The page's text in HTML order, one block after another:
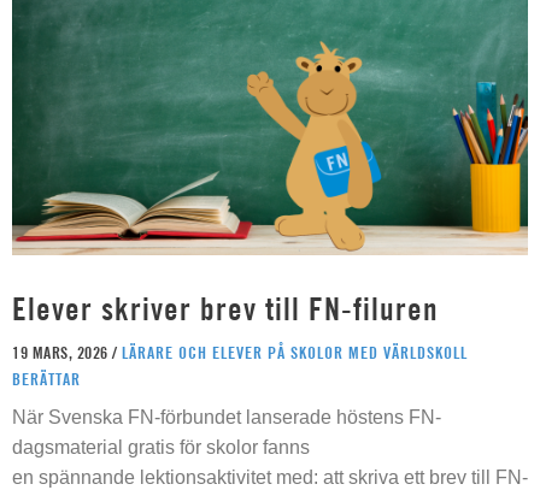
Elever skriver brev till FN-filuren
19 MARS, 2026 / LÄRARE OCH ELEVER PÅ SKOLOR MED VÄRLDSKOLL
BERÄTTAR
När Svenska FN-förbundet lanserade höstens FN-
dagsmaterial gratis för skolor fanns
en spännande lektionsaktivitet med: att skriva ett brev till FN-